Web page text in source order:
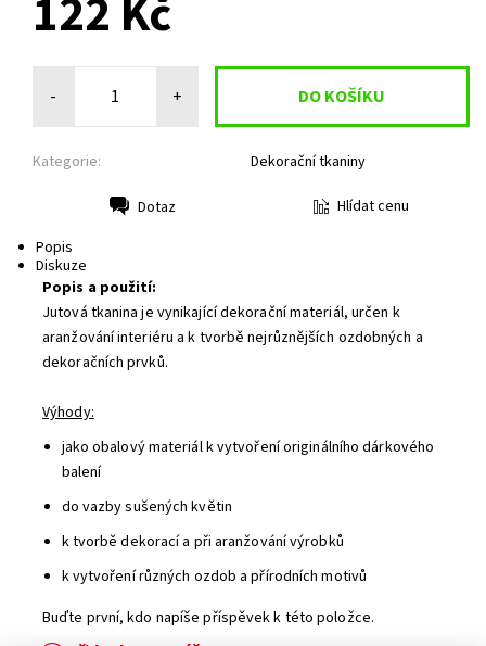
122 Kč
- +
Kategorie: Dekorační tkaniny
Dotaz
Hlídat cenu
Popis
Diskuze
Popis a použití:
Jutová tkanina je vynikající dekorační materiál, určen k
aranžování interiéru a k tvorbě nejrůznějších ozdobných a
dekoračních prvků.
Výhody:
jako obalový materiál k vytvoření originálního dárkového
balení
do vazby sušených květin
k tvorbě dekorací a při aranžování výrobků
k vytvoření různých ozdob a přírodních motivů
Buďte první, kdo napíše příspěvek k této položce.